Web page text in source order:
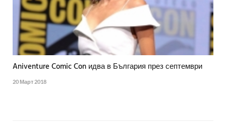
Aniventure Comic Con идва в България през септември
20 Март 2018